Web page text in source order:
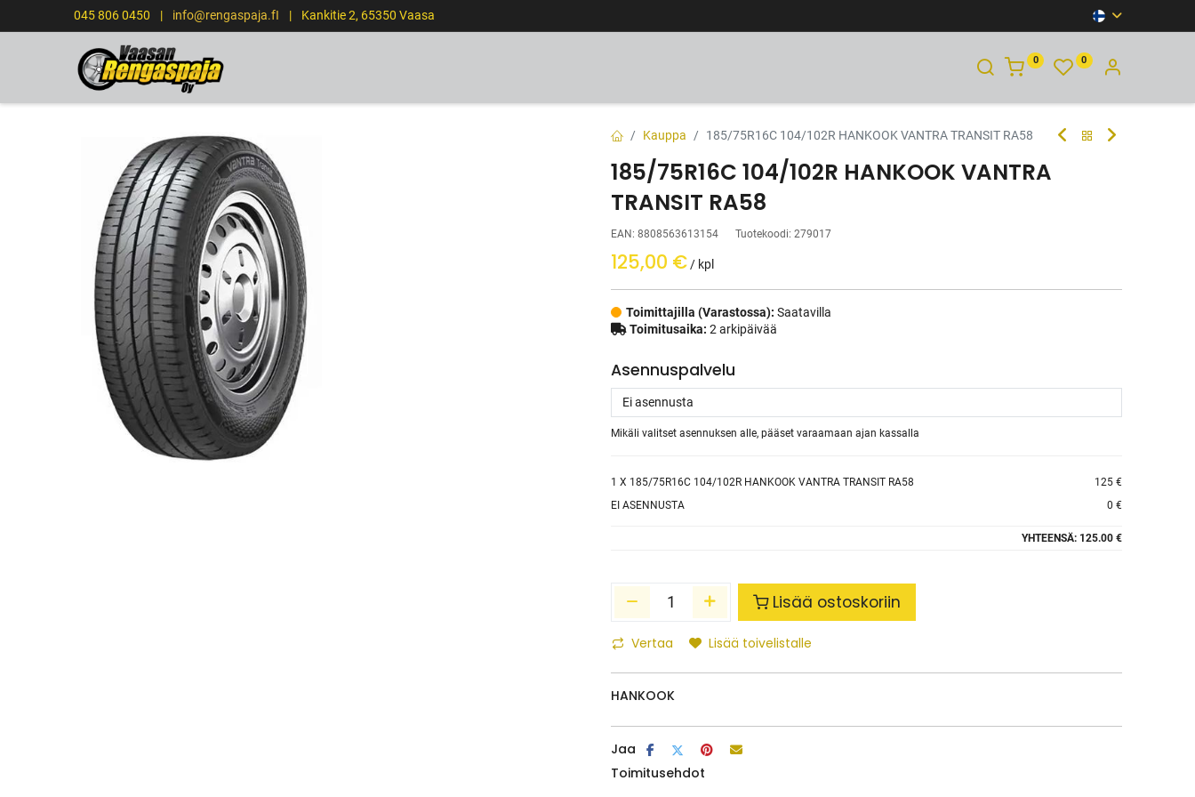
045 806 0450 | info@rengaspaja.fI | Kankitie 2, 65350 Vaasa
0 0
Kauppa 185/75R16C 104/102R HANKOOK VANTRA TRANSIT RA58
185/75R16C 104/102R HANKOOK VANTRA
TRANSIT RA58
EAN: 8808563613154 Tuotekoodi: 279017
125,00 € / kpl
Toimittajilla (Varastossa): Saatavilla
Toimitusaika: 2 arkipäivää
Asennuspalvelu
Mikäli valitset asennuksen alle, pääset varaamaan ajan kassalla
1 X 185/75R16C 104/102R HANKOOK VANTRA TRANSIT RA58
125 €
EI ASENNUSTA
0 €
YHTEENSÄ: 125.00 €
Lisää ostoskoriin
Vertaa Lisää toivelistalle
HANKOOK
Jaa
Toimitusehdot